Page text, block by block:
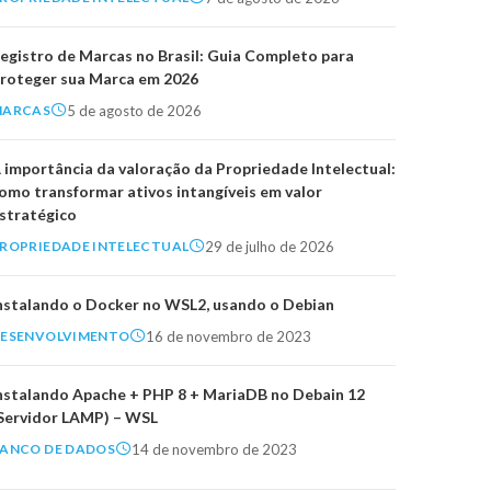
de Marcas no Brasil: Guia Completo para
sua Marca em 2026
5 de agosto de 2026
importância da valoração da Propriedade Intelectual:
transformar ativos intangíveis em valor
INTELECTUAL 29 de julho de 2026
o Docker no WSL2, usando o Debian
16 de novembro de 2023
Apache + PHP 8 + MariaDB no Debain 12
LAMP) – WSL
DE DADOS 14 de novembro de 2023